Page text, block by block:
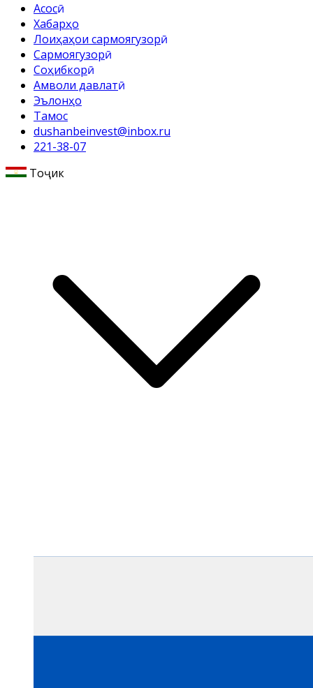
Асосӣ
Хабарҳо
Лоиҳаҳои сармоягузорӣ
Cармоягузорӣ
Соҳибкорӣ
Амволи давлатӣ
Эълонҳо
Тамос
dushanbeinvest@inbox.ru
221-38-07
Тоҷикӣ